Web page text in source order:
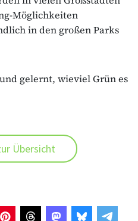
Möglichkeiten
in den großen Parks
gelernt, wieviel Grün es
Übersicht